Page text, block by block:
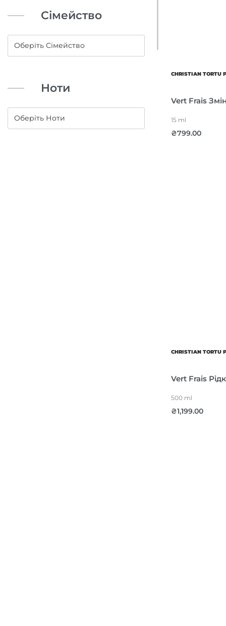
Сімейство
Ноти
CHRISTIAN TORTU
Vert Frais
15 ml
₴799.00
CHRISTIAN TORTU
Vert Frais
500 ml
₴1,199.00